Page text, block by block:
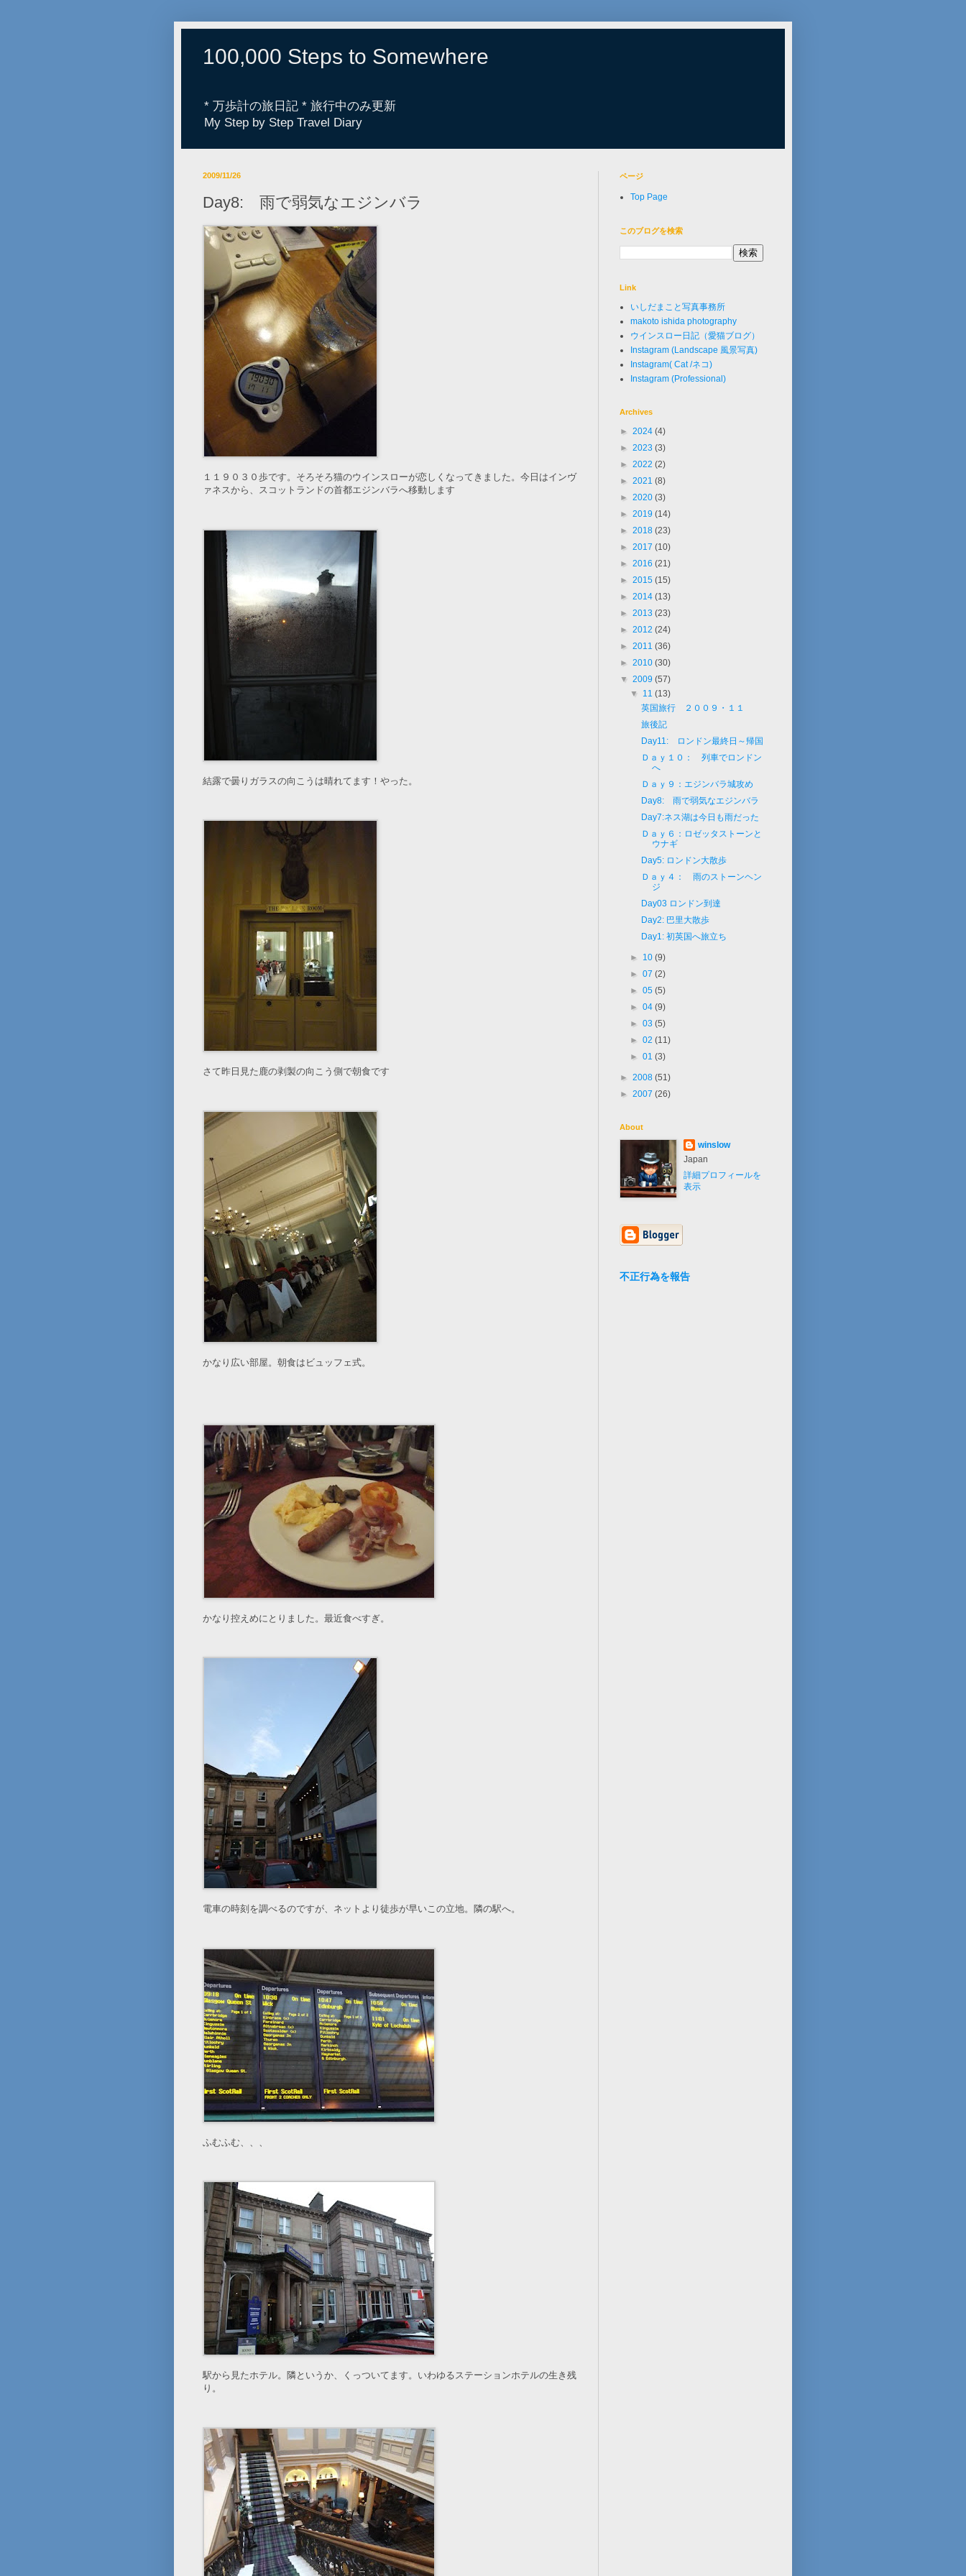
100,000 Steps to Somewhere
* 万歩計の旅日記 * 旅行中のみ更新
My Step by Step Travel Diary
2009/11/26
Day8: 雨で弱気なエジンバラ
１１９０３０歩です。そろそろ猫のウインスローが恋しくなってきました。今日はインヴ
ァネスから、スコットランドの首都エジンバラへ移動します
結露で曇りガラスの向こうは晴れてます！やった。
さて昨日見た鹿の剥製の向こう側で朝食です
かなり広い部屋。朝食はビュッフェ式。
かなり控えめにとりました。最近食べすぎ。
電車の時刻を調べるのですが、ネットより徒歩が早いこの立地。隣の駅へ。
ふむふむ、、、
駅から見たホテル。隣というか、くっついてます。いわゆるステーションホテルの生き残
り。
ページ
Top Page
このブログを検索
Link
いしだまこと写真事務所
makoto ishida photography
ウインスロー日記（愛猫ブログ）
Instagram (Landscape 風景写真)
Instagram( Cat /ネコ)
Instagram (Professional)
Archives
► 2024 (4)
► 2023 (3)
► 2022 (2)
► 2021 (8)
► 2020 (3)
► 2019 (14)
► 2018 (23)
► 2017 (10)
► 2016 (21)
► 2015 (15)
► 2014 (13)
► 2013 (23)
► 2012 (24)
► 2011 (36)
► 2010 (30)
▼ 2009 (57)
▼ 11(13)
英国旅行 ２００９・１１
旅後記
Day11: ロンドン最終日～帰国
Ｄａｙ１０： 列車でロンドン
へ
Ｄａｙ９：エジンバラ城攻め
Day8: 雨で弱気なエジンバラ
Day7:ネス湖は今日も雨だった
Ｄａｙ６：ロゼッタストーンと
ウナギ
Day5: ロンドン大散歩
Ｄａｙ４： 雨のストーンヘン
ジ
Day03 ロンドン到達
Day2: 巴里大散歩
Day1: 初英国へ旅立ち
► 10(9)
►07(2)
►05(5)
►04(9)
►03(5)
►02(11)
►01(3)
► 2008 (51)
► 2007 (26)
About
winslow
Japan
詳細プロフィールを
表示
不正行為を報告